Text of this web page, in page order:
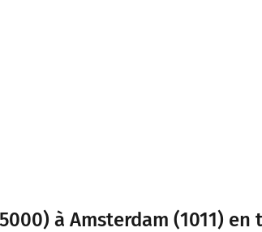
à Amsterdam (1011) en